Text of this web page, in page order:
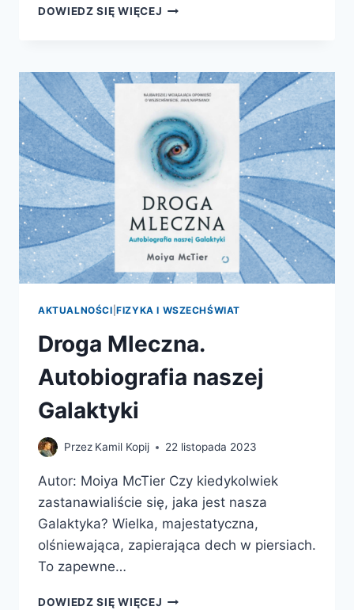
DOWIEDZ SIĘ WIĘCEJ VERA
PREMIERA
AKTUALNOŚCI |FIZYKA I WSZECHŚWIAT
Droga Mleczna.
Autobiografia naszej
Galaktyki
Przez Kamil Kopij 22 listopada 2023
Autor: Moiya McTier Czy kiedykolwiek
zastanawialiście się, jaka jest nasza
Galaktyka? Wielka, majestatyczna,
olśniewająca, zapierająca dech w piersiach.
To zapewne…
DOWIEDZ SIĘ WIĘCEJ DROGA